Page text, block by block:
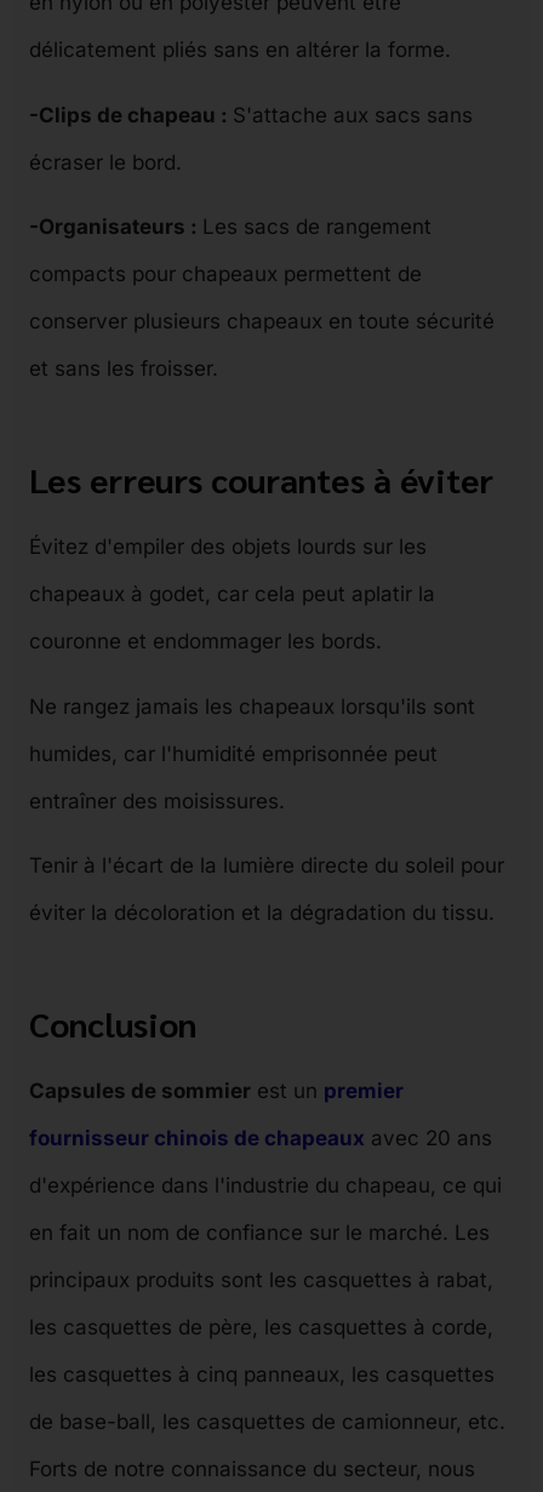
délicatement pliés sans en altérer la forme.
-Clips de chapeau : S'attache aux sacs sans
écraser le bord.
-Organisateurs : Les sacs de rangement
compacts pour chapeaux permettent de
conserver plusieurs chapeaux en toute sécurité
et sans les froisser.
Les erreurs courantes à éviter
Évitez d'empiler des objets lourds sur les
chapeaux à godet, car cela peut aplatir la
couronne et endommager les bords.
Ne rangez jamais les chapeaux lorsqu'ils sont
humides, car l'humidité emprisonnée peut
entraîner des moisissures.
Tenir à l'écart de la lumière directe du soleil pour
éviter la décoloration et la dégradation du tissu.
Conclusion
Capsules de sommier est un premier
fournisseur chinois de chapeaux avec 20 ans
d'expérience dans l'industrie du chapeau, ce qui
en fait un nom de confiance sur le marché. Les
principaux produits sont les casquettes à rabat,
les casquettes de père, les casquettes à corde,
les casquettes à cinq panneaux, les casquettes
de base-ball, les casquettes de camionneur, etc.
Forts de notre connaissance du secteur, nous